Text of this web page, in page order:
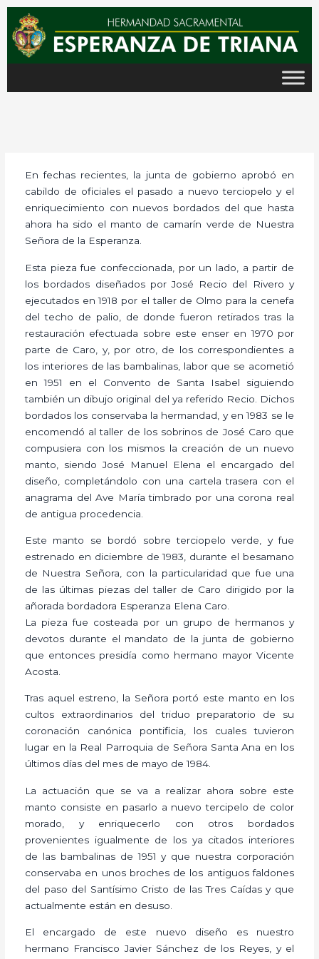
contenido
En fechas recientes, la junta de gobierno aprobó en
cabildo de oficiales el pasado a nuevo terciopelo y el
enriquecimiento con nuevos bordados del que hasta
ahora ha sido el manto de camarín verde de Nuestra
Señora de la Esperanza.
Esta pieza fue confeccionada, por un lado, a partir de
los bordados diseñados por José Recio del Rivero y
ejecutados en 1918 por el taller de Olmo para la cenefa
del techo de palio, de donde fueron retirados tras la
restauración efectuada sobre este enser en 1970 por
parte de Caro, y, por otro, de los correspondientes a
los interiores de las bambalinas, labor que se acometió
en 1951 en el Convento de Santa Isabel siguiendo
también un dibujo original del ya referido Recio. Dichos
bordados los conservaba la hermandad, y en 1983 se le
encomendó al taller de los sobrinos de José Caro que
compusiera con los mismos la creación de un nuevo
manto, siendo José Manuel Elena el encargado del
diseño, completándolo con una cartela trasera con el
anagrama del Ave María timbrado por una corona real
de antigua procedencia.
Este manto se bordó sobre terciopelo verde, y fue
estrenado en diciembre de 1983, durante el besamano
de Nuestra Señora, con la particularidad que fue una
de las últimas piezas del taller de Caro dirigido por la
añorada bordadora Esperanza Elena Caro.
La pieza fue costeada por un grupo de hermanos y
devotos durante el mandato de la junta de gobierno
que entonces presidía como hermano mayor Vicente
Acosta.
Tras aquel estreno, la Señora portó este manto en los
cultos extraordinarios del triduo preparatorio de su
coronación canónica pontificia, los cuales tuvieron
lugar en la Real Parroquia de Señora Santa Ana en los
últimos días del mes de mayo de 1984.
La actuación que se va a realizar ahora sobre este
manto consiste en pasarlo a nuevo tercipelo de color
morado, y enriquecerlo con otros bordados
provenientes igualmente de los ya citados interiores
de las bambalinas de 1951 y que nuestra corporación
conservaba en unos broches de los antiguos faldones
del paso del Santísimo Cristo de las Tres Caídas y que
actualmente están en desuso.
El encargado de este nuevo diseño es nuestro
hermano Francisco Javier Sánchez de los Reyes, y el